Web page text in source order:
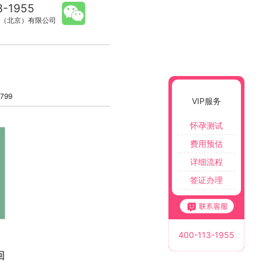
1955
北京）有限公司
VIP服务
怀孕测试
费用预估
详细流程
签证办理
400-113-1955